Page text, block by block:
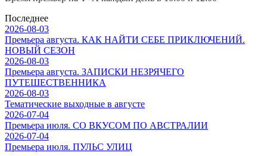
Последнее
2026-08-03
Премьера августа. КАК НАЙТИ СЕБЕ ПРИКЛЮЧЕНИЙ.
НОВЫЙ СЕЗОН
2026-08-03
Премьера августа. ЗАПИСКИ НЕЗРЯЧЕГО
ПУТЕШЕСТВЕННИКА
2026-08-03
Тематические выходные в августе
2026-07-04
Премьера июля. СО ВКУСОМ ПО АВСТРАЛИИ
2026-07-04
Премьера июля. ПУЛЬС УЛИЦ